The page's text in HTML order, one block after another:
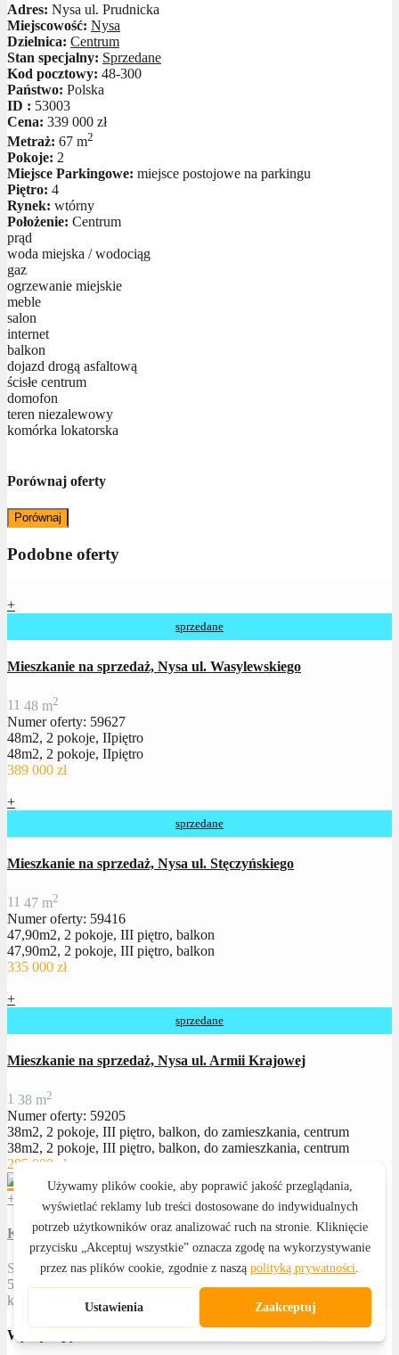
Adres: Nysa ul. Prudnicka
Miejscowość: Nysa
Dzielnica: Centrum
Stan specjalny: Sprzedane
Kod pocztowy: 48-300
Państwo: Polska
ID : 53003
Cena: 339 000 zł
Metraż: 67 m2
Pokoje: 2
Miejsce Parkingowe: miejsce postojowe na parkingu
Piętro: 4
Rynek: wtórny
Położenie: Centrum
prąd
woda miejska / wodociąg
gaz
ogrzewanie miejskie
meble
salon
internet
balkon
dojazd drogą asfaltową
ścisłe centrum
domofon
teren niezalewowy
komórka lokatorska
Porównaj oferty
Porównaj
Podobne oferty
+
sprzedane
Mieszkanie na sprzedaż, Nysa ul. Wasylewskiego
11 48 m2
Numer oferty: 59627
48m2, 2 pokoje, IIpiętro
48m2, 2 pokoje, IIpiętro
389 000 zł
+
sprzedane
Mieszkanie na sprzedaż, Nysa ul. Stęczyńskiego
11 47 m2
Numer oferty: 59416
47,90m2, 2 pokoje, III piętro, balkon
47,90m2, 2 pokoje, III piętro, balkon
335 000 zł
+
sprzedane
Mieszkanie na sprzedaż, Nysa ul. Armii Krajowej
1 38 m2
Numer oferty: 59205
38m2, 2 pokoje, III piętro, balkon, do zamieszkania, centrum
38m2, 2 pokoje, III piętro, balkon, do zamieszkania, centrum
285 000 zł
+
Katarzyna Witkowska
Specjalista ds. nieruchomości
502 601 459
kwitkowska@royalhome24.pl
Wyślij zapytanie